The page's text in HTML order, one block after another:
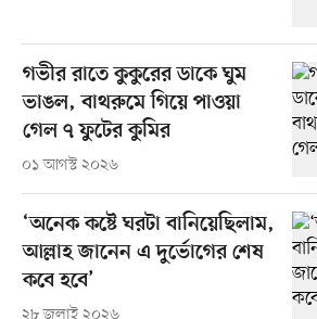
গভীর রাতে কুকুরের ডাকে ঘুম
ভাঙল, বাথরুমে গিয়ে পাওয়া
গেল ৭ ফুটের কুমির
০১ আগস্ট ২০২৬
‘অনেক কষ্টে ঘরটা বানিয়েছিলাম,
আল্লাহ জানেন এ দুর্ভোগের শেষ
কবে হবে’